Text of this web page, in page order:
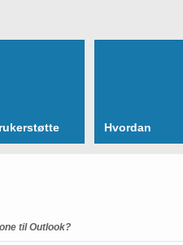
Hvordan
til Outlook?